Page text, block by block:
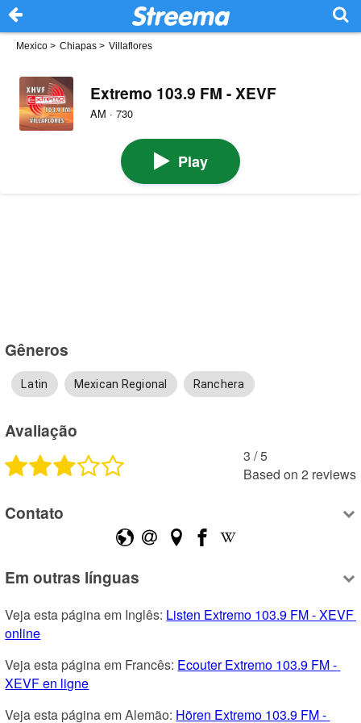
Mexico > Chiapas > Villaflores
Extremo 103.9 FM - XEVF
AM · 730
Play
Gêneros
Latin Mexican Regional Ranchera
Avaliação
3 /5
Based on 2 reviews
Contato
Em outras línguas
Veja esta página em Inglês: Listen Extremo 103.9 FM - XEVF
online
Veja esta página em Francês: Ecouter Extremo 103.9 FM -
XEVF en ligne
Veja esta página em Alemão: Hören Extremo 103.9 FM -